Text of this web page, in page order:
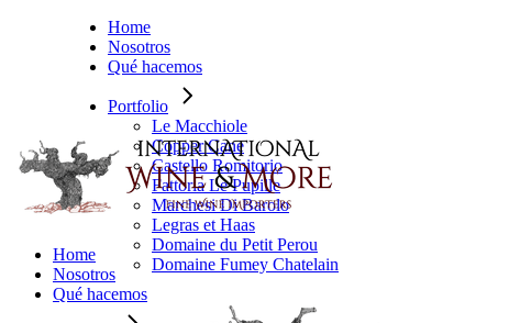
Home
Nosotros
Qué hacemos
Portfolio
Le Macchiole
Copper Cane
Castello Romitorio
Fattoria Le Pupille
Marchesi Di Barolo
Legras et Haas
Domaine du Petit Perou
Domaine Fumey Chatelain
Home
Nosotros
Qué hacemos